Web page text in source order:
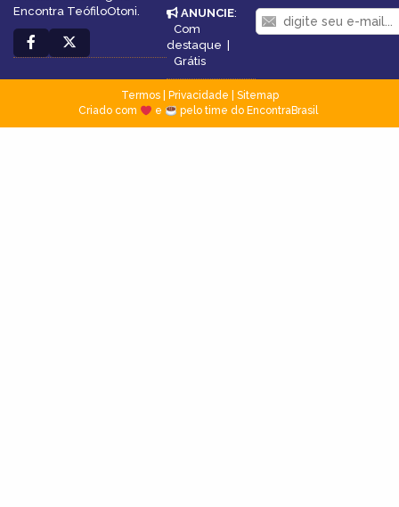
Encontra TeófiloOtoni.
ANUNCIE:
Com
destaque
Grátis
Termos| Privacidade
Sitemap
Criado com
e pelo time do EncontraBrasil